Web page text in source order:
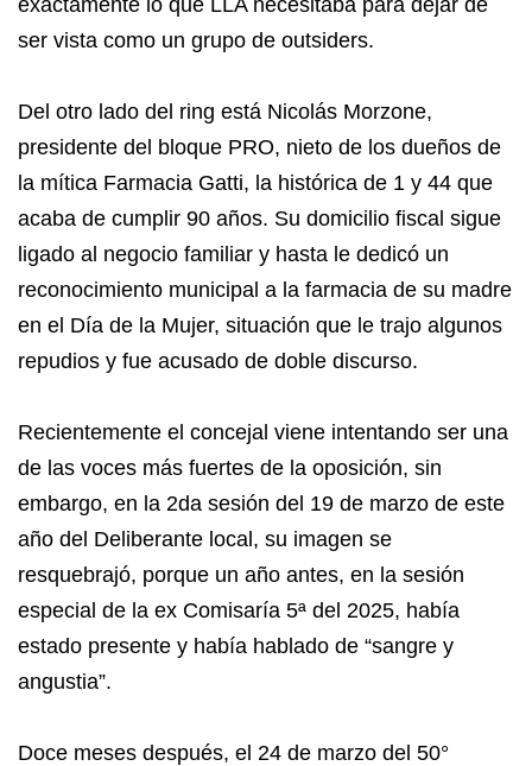
exactamente lo que LLA necesitaba para dejar de
ser vista como un grupo de outsiders.
Del otro lado del ring está Nicolás Morzone,
presidente del bloque PRO, nieto de los dueños de
la mítica Farmacia Gatti, la histórica de 1 y 44 que
acaba de cumplir 90 años. Su domicilio fiscal sigue
ligado al negocio familiar y hasta le dedicó un
reconocimiento municipal a la farmacia de su madre
en el Día de la Mujer, situación que le trajo algunos
repudios y fue acusado de doble discurso.
Recientemente el concejal viene intentando ser una
de las voces más fuertes de la oposición, sin
embargo, en la 2da sesión del 19 de marzo de este
año del Deliberante local, su imagen se
resquebrajó, porque un año antes, en la sesión
especial de la ex Comisaría 5ª del 2025, había
estado presente y había hablado de “sangre y
angustia”.
Doce meses después, el 24 de marzo del 50°